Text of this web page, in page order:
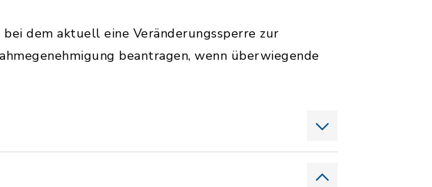
dem aktuell eine Veränderungssperre zur
beantragen, wenn überwiegende